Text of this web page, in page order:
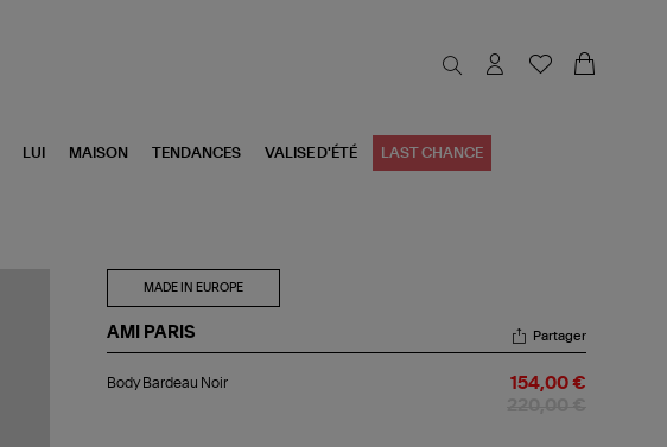
LUI MAISON TENDANCES VALISE D'ÉTÉ LAST CHANCE
MADE IN EUROPE
AMI PARIS
Bardeau
Partager
Body Bardeau Noir 154,00 €